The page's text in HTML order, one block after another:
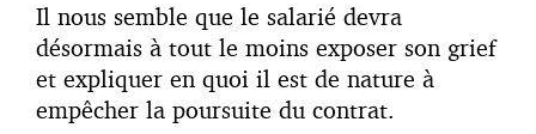
Il nous semble que le salarié devra
désormais à tout le moins exposer son grief
et expliquer en quoi il est de nature à
empêcher la poursuite du contrat.